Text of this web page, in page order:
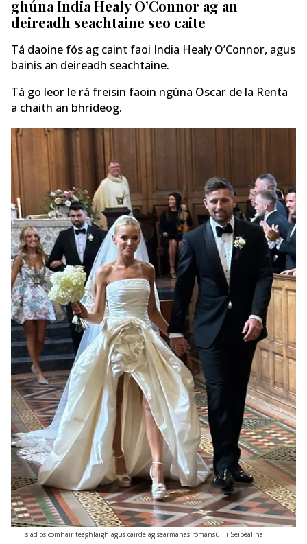
ghúna India Healy O’Connor ag an
deireadh seachtaine seo caite
Tá daoine fós ag caint faoi India Healy O’Connor, agus
bainis an deireadh seachtaine.
Tá go leor le rá freisin faoin ngúna Oscar de la Renta
a chaith an bhrídeog.
siad os comhair teaghlaigh agus cairde ag searmanas rómánsúil i Séipéal na